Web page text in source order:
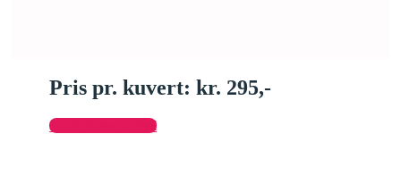
Pris pr. kuvert: kr. 295,-
Send forespørgsel